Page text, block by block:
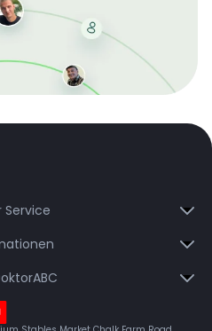
schnelle Lieferung und
Service